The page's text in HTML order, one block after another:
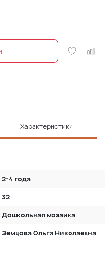
Характеристики
2-4 года
32
Дошкольная мозаика
Земцова Ольга Николаевна